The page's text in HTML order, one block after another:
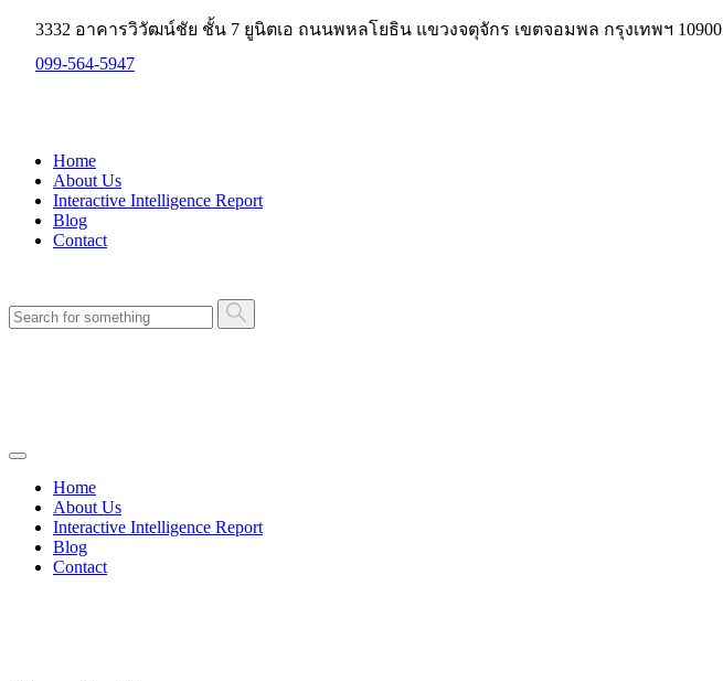
3332 อาคารวิวัฒน์ชัย ชั้น 7 ยูนิตเอ ถนนพหลโยธิน แขวงจตุจักร เขตจอมพล กรุงเทพฯ 10900
099-564-5947
Home
About Us
Interactive Intelligence Report
Blog
Contact
Home
About Us
Interactive Intelligence Report
Blog
Contact